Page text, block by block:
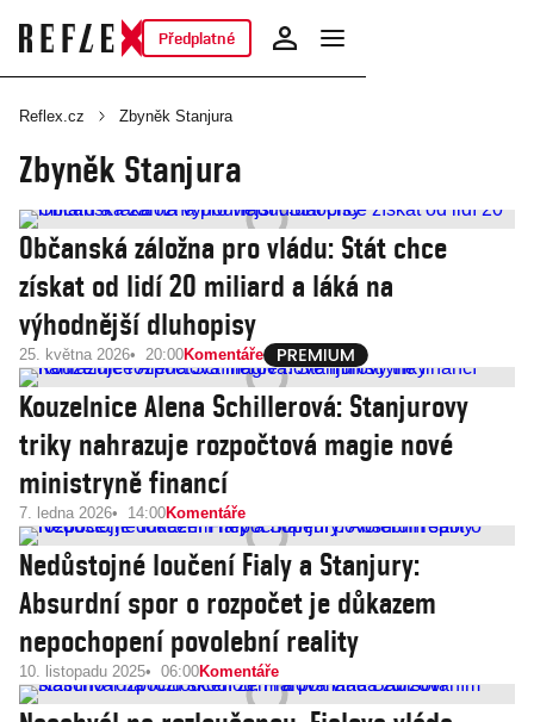
Předplatné
Reflex.cz Zbyněk Stanjura
Zbyněk Stanjura
Občanská záložna pro vládu: Stát chce
získat od lidí 20 miliard a láká na
výhodnější dluhopisy
25. května 2026 20:00Komentáře
Kouzelnice Alena Schillerová: Stanjurovy
triky nahrazuje rozpočtová magie nové
ministryně financí
7. ledna 2026 14:00Komentáře
Nedůstojné loučení Fialy a Stanjury:
Absurdní spor o rozpočet je důkazem
nepochopení povolební reality
10. listopadu 2025 06:00Komentáře